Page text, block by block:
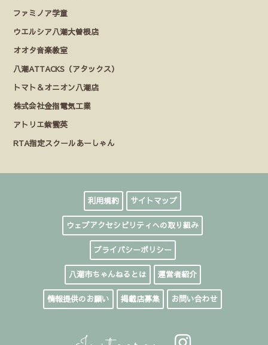
ファミノア学童
ウエルシア八潮大曽根店
オオタ音楽教室
八潮ATTACKS（アタックス）
トマト＆オニオン八潮店
株式会社金指電気工業
アトリエ紫雲英
RTA指定スクールあーしゃん
利用規約 サイトマップ
ウェブアクセシビリティへの取り組み
プライバシーポリシー
八潮市ちゃんねるとは 運営者紹介
情報提供のお願い 掲載店募集 お問い合わせ